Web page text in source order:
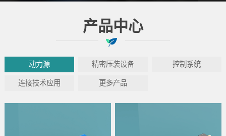
产品中心
动力源 精密压装设备 控制系统
连接技术应用 更多产品